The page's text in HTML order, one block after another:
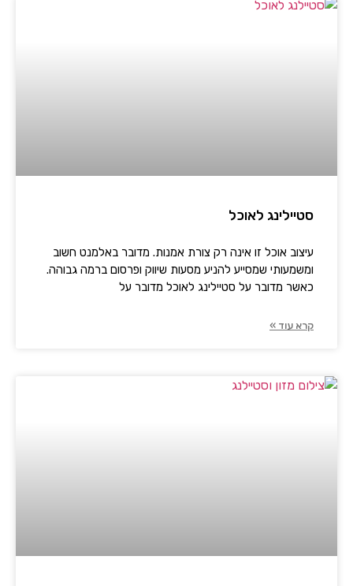
סטיילינג לאוכל
עיצוב אוכל זו אינה רק צורת אמנות. מדובר באלמנט חשוב
ומשמעותי שמסייע להניע מסעות שיווק ופרסום ברמה גבוהה.
כאשר מדובר על סטיילינג לאוכל מדובר על
קרא עוד »